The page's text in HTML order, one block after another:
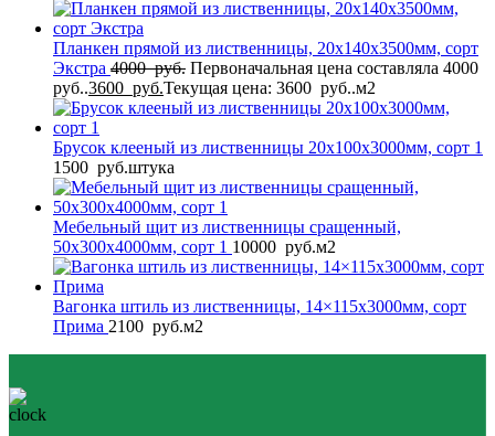
Планкен прямой из лиственницы, 20x140x3500мм, сорт
Экстра 4000руб. Первоначальная цена составляла 4000
руб..3600 руб.Текущая цена: 3600 руб..м2
Брусок клееный из лиственницы 20x100x3000мм, сорт 1
1500 руб.штука
Мебельный щит из лиственницы сращенный,
50x300x4000мм, сорт 1 10000 руб.м2
Вагонка штиль из лиственницы, 14×115x3000мм, сорт
Прима 2100 руб.м2